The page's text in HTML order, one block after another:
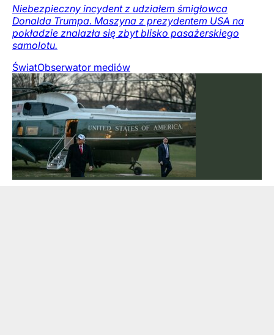
Niebezpieczny incydent z udziałem śmigłowca
Donalda Trumpa. Maszyna z prezydentem USA na
pokładzie znalazła się zbyt blisko pasażerskiego
samolotu.
ŚwiatObserwator mediów